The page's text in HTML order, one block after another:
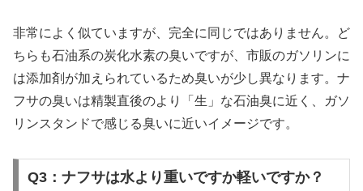
非常によく似ていますが、完全に同じではありません。ど
ちらも石油系の炭化水素の臭いですが、市販のガソリンに
は添加剤が加えられているため臭いが少し異なります。ナ
フサの臭いは精製直後のより「生」な石油臭に近く、ガソ
リンスタンドで感じる臭いに近いイメージです。
Q3：ナフサは水より重いですか軽いですか？